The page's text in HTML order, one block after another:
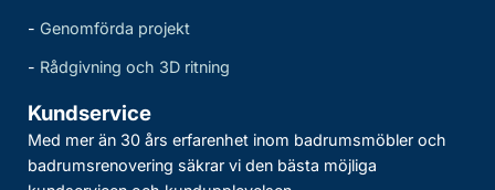
- Genomförda projekt
- Rådgivning och 3D ritning
Kundservice
Med mer än 30 års erfarenhet inom badrumsmöbler och
badrumsrenovering säkrar vi den bästa möjliga